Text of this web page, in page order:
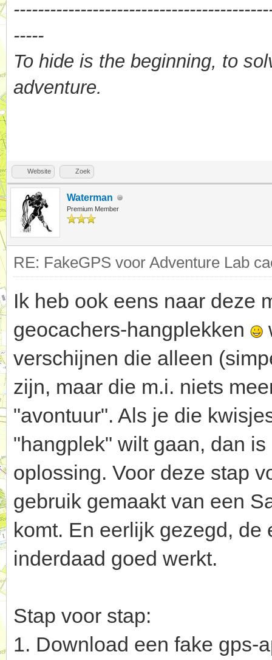
-----
To hide is the beginning, to
adventure.
Website Zoek
Waterman
Premium Member
RE: FakeGPS voor Adventure Lab
Ik heb ook eens naar deze
geocachers-hangplekken
verschijnen die alleen
zijn, maar die m.i. niets
"avontuur". Als je die
"hangplek" wilt gaan, dan
oplossing. Voor deze stap
gebruik gemaakt van een
komt. En eerlijk gezegd, de
inderdaad goed werkt.
Stap voor stap:
1. Download een fake gps-